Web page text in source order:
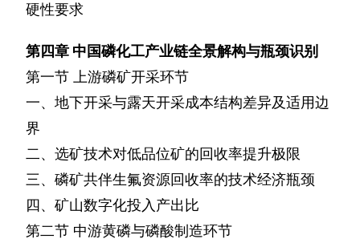
硬性要求
第四章 中国磷化工产业链全景解构与瓶颈识别
第一节
上游磷矿开采环节
一、地下开采与露天开采成本结构差异及适用边
界
二、选矿技术对低品位矿的回收率提升极限
三、磷矿共伴生氟资源回收率的技术经济瓶颈
四、矿山数字化投入产出比
第二节 中游黄磷与磷酸制造环节